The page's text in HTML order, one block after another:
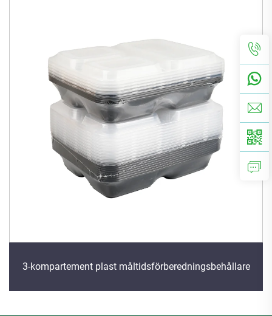
3-kompartement plast måltidsförberedningsbehållare